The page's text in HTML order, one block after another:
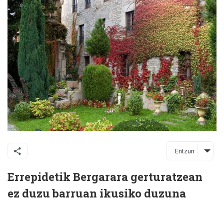
Entzun
Errepidetik Bergarara gerturatzean
ez duzu barruan ikusiko duzuna